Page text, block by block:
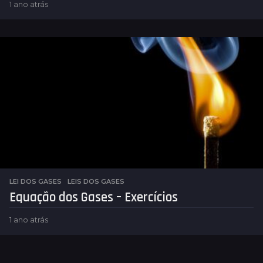
1 ano atrás
LEI DOS GASES ,LEIS DOS GASES
Equação dos Gases – Exercícios
1 ano atrás